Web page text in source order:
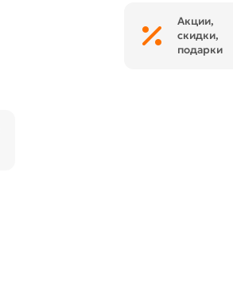
Акции,
скидки,
подарки